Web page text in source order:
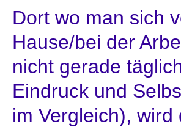
Dort wo man sich
Hause/bei der
nicht gerade
Eindruck und
im Vergleich),